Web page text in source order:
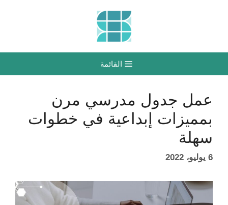
القائمة
عمل جدول مدرسي مرن
بمميزات إبداعية في خطوات
سهلة
6 يوليو، 2022